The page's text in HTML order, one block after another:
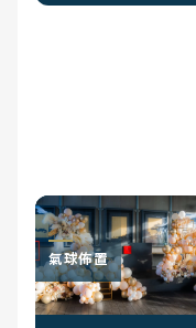
氣球佈置